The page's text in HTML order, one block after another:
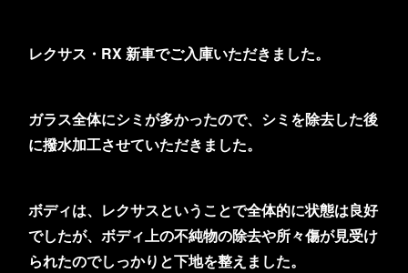
レクサス・RX 新車でご入庫いただきました。
ガラス全体にシミが多かったので、シミを除去した後
に撥水加工させていただきました。
ボディは、レクサスということで全体的に状態は良好
でしたが、ボディ上の不純物の除去や所々傷が見受け
られたのでしっかりと下地を整えました。